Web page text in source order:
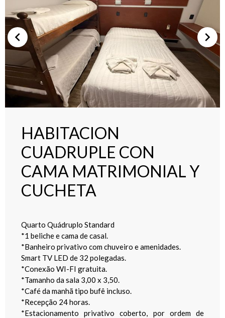
HABITACION
CUADRUPLE CON
CAMA MATRIMONIAL Y
CUCHETA
Quarto Quádruplo Standard
*1 beliche e cama de casal.
*Banheiro privativo com chuveiro e amenidades.
Smart TV LED de 32 polegadas.
*Conexão WI-FI gratuita.
*Tamanho da sala 3,00 x 3,50.
*Café da manhã tipo bufê incluso.
*Recepção 24 horas.
*Estacionamento privativo coberto, por ordem de